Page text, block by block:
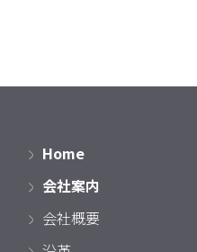
Home
会社案内
会社概要